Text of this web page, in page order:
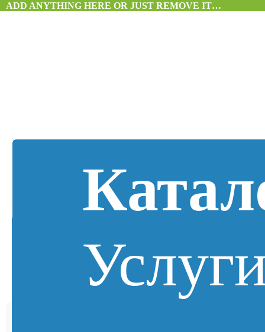
ADD ANYTHING HERE OR JUST REMOVE IT…